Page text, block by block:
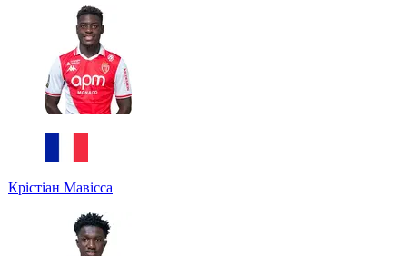
Крістіан Мавісса